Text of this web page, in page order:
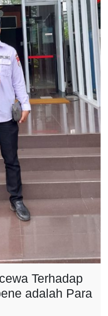
Terhadap
adalah Para